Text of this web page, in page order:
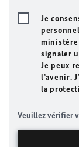
Je
ministère
signaler
Je peux
l’avenir.
la
Veuillez vérifier